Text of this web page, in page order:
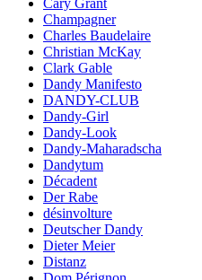
Champagner
Charles Baudelaire
Christian McKay
Clark Gable
Dandy Manifesto
DANDY-CLUB
Dandy-Girl
Dandy-Look
Dandy-Maharadscha
Dandytum
Décadent
Der Rabe
désinvolture
Deutscher Dandy
Dieter Meier
Distanz